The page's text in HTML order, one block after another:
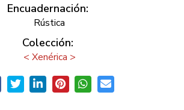
Encuadernación:
Rústica
Colección:
< Xenérica >